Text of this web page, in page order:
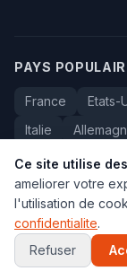
PAYS
France Etats-
Italie
Bresil
Algerie
© 2005-2026
•
Ce site utilise
ameliorer votre
l'utilisation de
confidentialite.
Refuser